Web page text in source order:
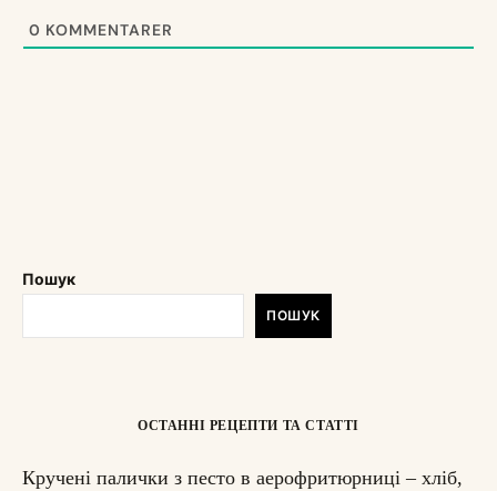
0 KOMMENTARER
Пошук
ПОШУК
ОСТАННІ РЕЦЕПТИ ТА СТАТТІ
Кручені палички з песто в аерофритюрниці – хліб,